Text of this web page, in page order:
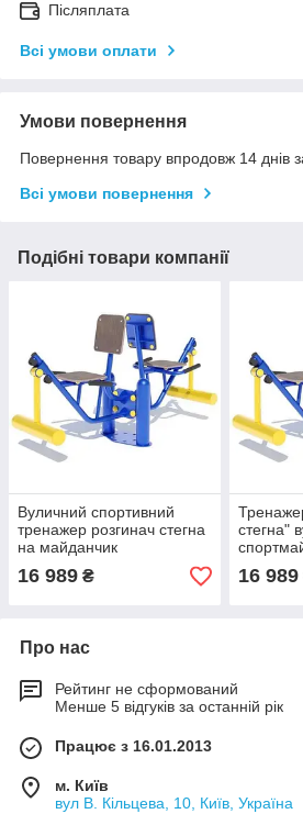
Післяплата
Всі умови оплати
Умови повернення
Повернення товару впродовж 14 днів
Всі умови повернення
Подібні товари компанії
Вуличний спортивний
тренажер розгинач стегна
на майданчик
16 989 ₴
стегна"
16 989
Про нас
Рейтинг не сформований
Менше 5 відгуків за останній рік
Працює з 16.01.2013
м. Київ
вул В. Кільцева, 10, Київ, Україна